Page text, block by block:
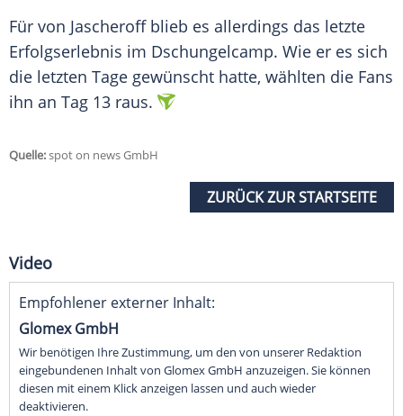
Für von Jascheroffblieb es allerdings das letzte
Erfolgserlebnis im Dschungelcamp. Wie er es sich
die letzten Tage gewünscht hatte, wählten die Fans
ihn an Tag 13 raus.
Quelle:spot on news GmbH
ZURÜCK ZUR STARTSEITE
Video
Empfohlener externer Inhalt:
Glomex GmbH
Wir benötigen Ihre Zustimmung, um den von unserer Redaktion
eingebundenen Inhalt von Glomex GmbH anzuzeigen. Sie können
diesen mit einem Klick anzeigen lassen und auch wieder
deaktivieren.